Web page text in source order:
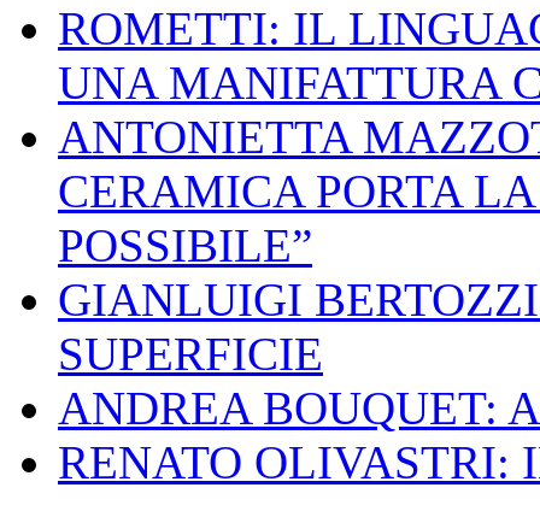
ROMETTI: IL
UNA MANIFATTURA
ANTONIETTA
CERAMICA PORTA
POSSIBILE”
GIANLUIGI
SUPERFICIE
ANDREA BOUQUET:
RENATO OLIVASTRI: